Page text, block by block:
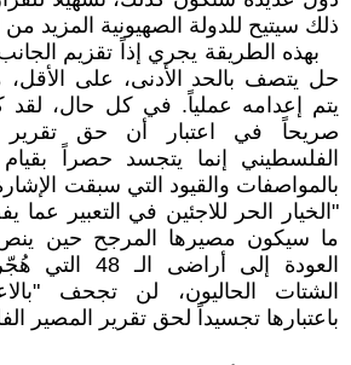
ذلك سيتيح للدولة الصهيونية المزيد من
بهذه الطريقة يجري إذاً تقزيم
حل يتصف بالحد الأدنى، على الأقل،
يتم إعدامه عملياً. في كل حال،
صريحاً في اعتبار أن حق تقرير
الفلسطيني إنما يتجسد حصراً
بالمواصفات والقيود التي سبقت
"الخيار الحر للاجئين في التعبير عما
ما سيكون مصيرها المرجح حين ينص
العودة إلى
الشتات الحاليون، لن تجحف
باعتبارها تجسيداً لحق تقرير المصير